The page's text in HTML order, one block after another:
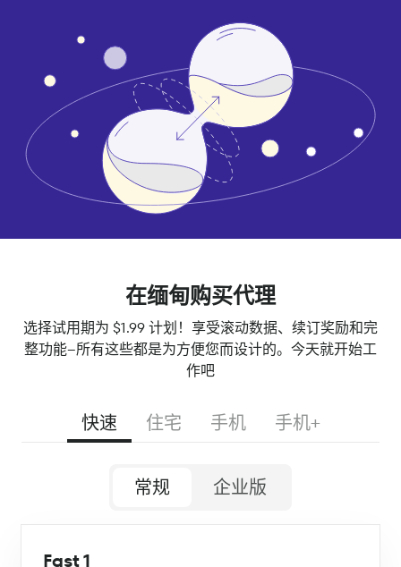
在缅甸购买代理
选择试用期为 $1.99 计划！享受滚动数据、续订奖励和完
整功能--所有这些都是为方便您而设计的。今天就开始工
作吧
快速 住宅 手机 手机+
常规 企业版
Fast 1